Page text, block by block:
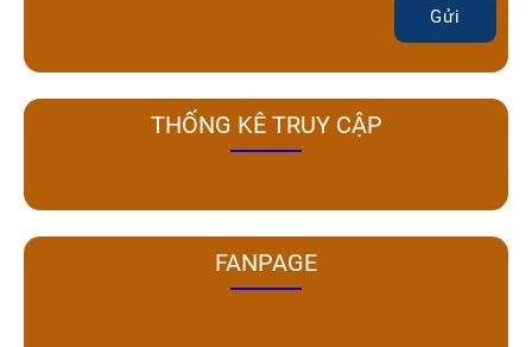
Gửi
THỐNG KÊ TRUY CẬP
FANPAGE